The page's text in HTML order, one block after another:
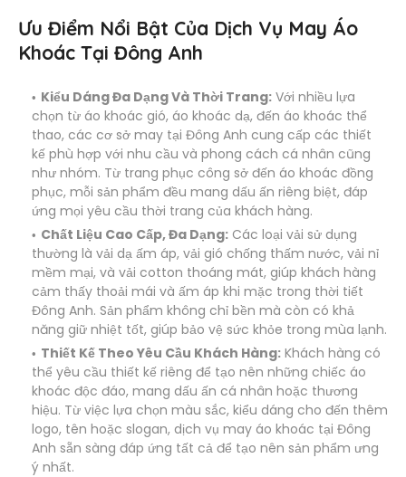
Ưu Điểm Nổi Bật Của Dịch Vụ May Áo
Khoác Tại Đông Anh
Kiểu Dáng Đa Dạng Và Thời Trang: Với nhiều lựa
chọn từ áo khoác gió, áo khoác dạ, đến áo khoác thể
thao, các cơ sở may tại Đông Anh cung cấp các thiết
kế phù hợp với nhu cầu và phong cách cá nhân cũng
như nhóm. Từ trang phục công sở đến áo khoác đồng
phục, mỗi sản phẩm đều mang dấu ấn riêng biệt, đáp
ứng mọi yêu cầu thời trang của khách hàng.
Chất Liệu Cao Cấp, Đa Dạng: Các loại vải sử dụng
thường là vải dạ ấm áp, vải gió chống thấm nước, vải nỉ
mềm mại, và vải cotton thoáng mát, giúp khách hàng
cảm thấy thoải mái và ấm áp khi mặc trong thời tiết
Đông Anh. Sản phẩm không chỉ bền mà còn có khả
năng giữ nhiệt tốt, giúp bảo vệ sức khỏe trong mùa lạnh.
Thiết Kế Theo Yêu Cầu Khách Hàng: Khách hàng có
thể yêu cầu thiết kế riêng để tạo nên những chiếc áo
khoác độc đáo, mang dấu ấn cá nhân hoặc thương
hiệu. Từ việc lựa chọn màu sắc, kiểu dáng cho đến thêm
logo, tên hoặc slogan, dịch vụ may áo khoác tại Đông
Anh sẵn sàng đáp ứng tất cả để tạo nên sản phẩm ưng
ý nhất.